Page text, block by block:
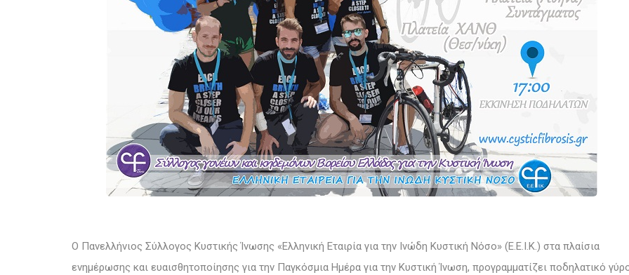
Ο Πανελλήνιος Σύλλογος Κυστικής Ίνωσης «Ελληνική Εταιρία για την Ινώδη Κυστική Νόσο» (Ε.Ε.Ι.Κ.) στα πλαίσια
ενημέρωσης και ευαισθητοποίησης για την Παγκόσμια Ημέρα για την Κυστική Ίνωση, προγραμματίζει ποδηλατικό